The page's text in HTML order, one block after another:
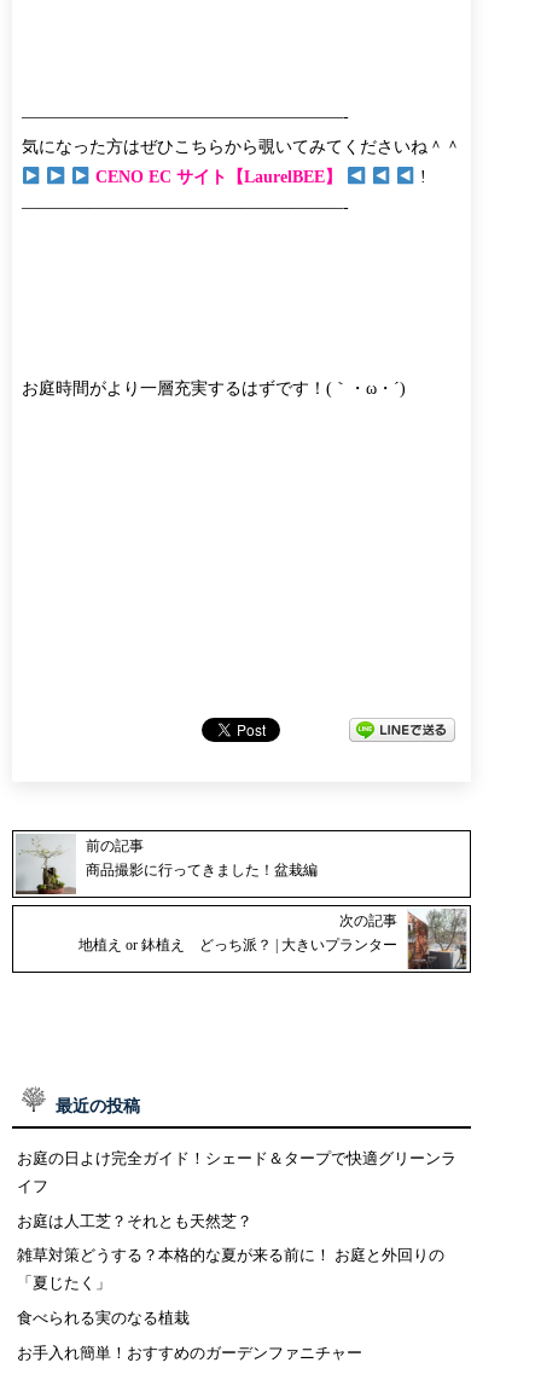
———————————————————-
気になった方はぜひこちらから覗いてみてくださいね＾＾
CENO EC サイト【LaurelBEE】
!
———————————————————-
お庭時間がより一層充実するはずです！(｀・ω・´)
前の記事
商品撮影に行ってきました！盆栽編
次の記事
地植え or 鉢植え どっち派？ | 大きいプランター
最近の投稿
お庭の日よけ完全ガイド！シェード＆タープで快適グリーンラ
イフ
お庭は人工芝？それとも天然芝？
雑草対策どうする？本格的な夏が来る前に！ お庭と外回りの
「夏じたく」
食べられる実のなる植栽
お手入れ簡単！おすすめのガーデンファニチャー